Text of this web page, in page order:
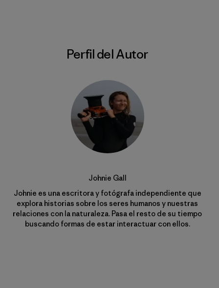
Perfil del Autor
Johnie Gall
Johnie es una escritora y fotógrafa independiente que
explora historias sobre los seres humanos y nuestras
relaciones con la naturaleza. Pasa el resto de su tiempo
buscando formas de estar interactuar con ellos.